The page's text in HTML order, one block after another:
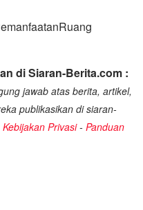
di Siaran-Berita.com :
jawab atas berita, artikel,
publikasikan di siaran-
Kebijakan Privasi- Panduan